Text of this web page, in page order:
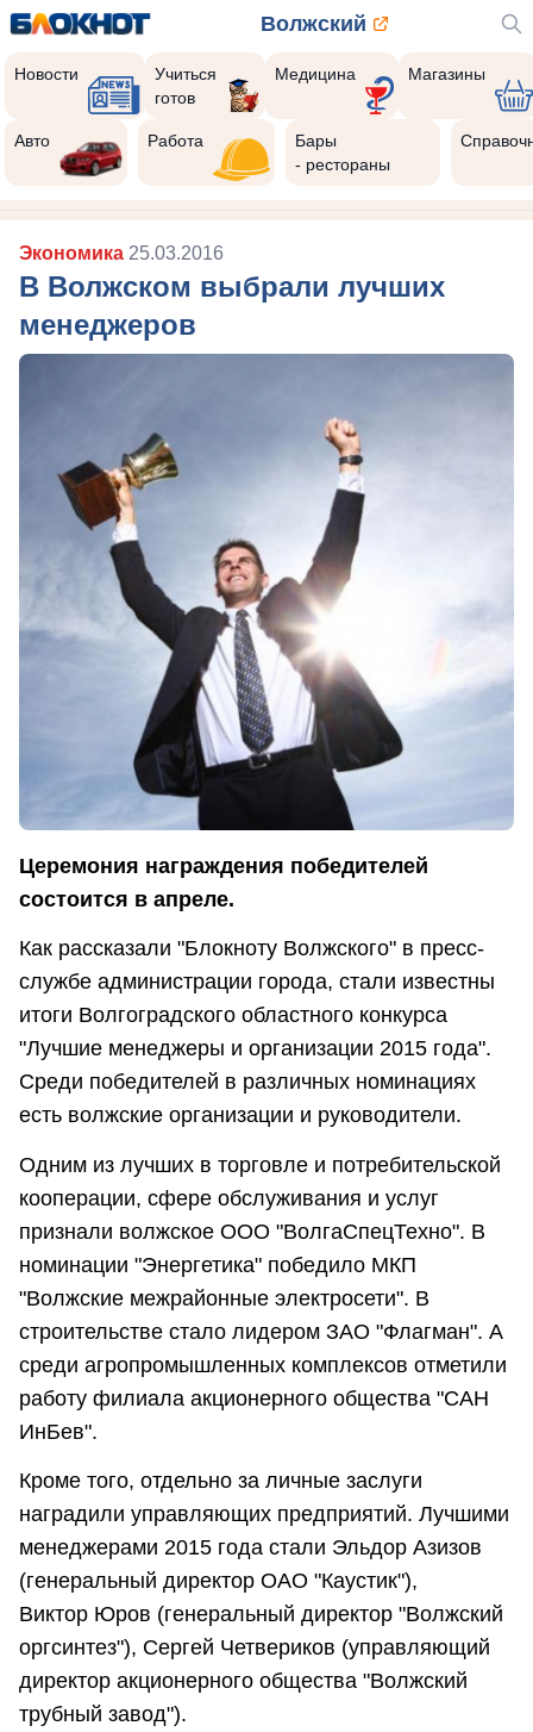
Волжский
Новости
Учиться
готов
Медицина Магазины
Авто Работа
Бары
- рестораны
Экономика 25.03.2016
В Волжском выбрали лучших
менеджеров
Церемония награждения победителей
состоится в апреле.
Как рассказали "Блокноту Волжского" в пресс-
службе администрации города, стали известны
итоги Волгоградского областного конкурса
"Лучшие менеджеры и организации 2015 года".
Среди победителей в различных номинациях
есть волжские организации и руководители.
Одним из лучших в торговле и потребительской
кооперации, сфере обслуживания и услуг
признали волжское ООО "ВолгаСпецТехно". В
номинации "Энергетика" победило МКП
"Волжские межрайонные электросети". В
строительстве стало лидером ЗАО "Флагман". А
среди агропромышленных комплексов отметили
работу филиала акционерного общества "САН
ИнБев".
Кроме того, отдельно за личные заслуги
наградили управляющих предприятий. Лучшими
менеджерами 2015 года стали Эльдор Азизов
(генеральный директор ОАО "Каустик"),
Виктор Юров (генеральный директор "Волжский
оргсинтез"), Сергей Четвериков (управляющий
директор акционерного общества "Волжский
трубный завод").